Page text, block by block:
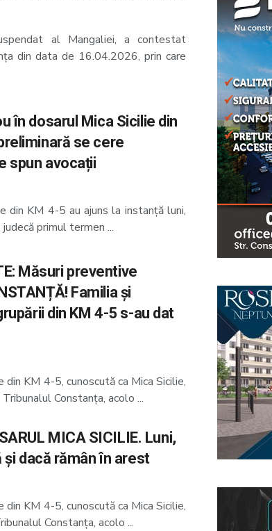
al Mangaliei, a contestat
din data de 16.04.2026, prin care
în dosarul Mica Sicilie din
se cere
spun avocații
din KM 4-5 au ajuns la instanță luni,
primul termen ...
Măsuri preventive
Familia și
din KM 4-5 s-au dat
din KM 4-5, cunoscută ca Mica Sicilie,
Constanţa, acolo ...
MICA SICILIE. Luni,
dacă rămân în arest
din KM 4-5, cunoscută ca Mica Sicilie,
Constanţa, acolo ...